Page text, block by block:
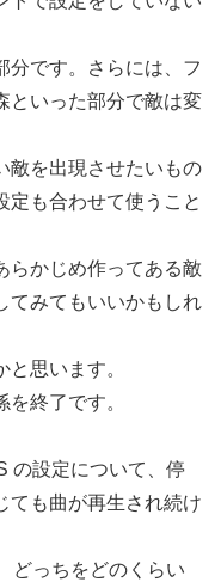
分です。さらには、フ
といった部分で敵は変
敵を出現させたいもの
定も合わせて使うこと
らかじめ作ってある敵
てみてもいいかもしれ
思います。
終了です。
の設定について、停
ても曲が再生され続け
どっちをどのくらい